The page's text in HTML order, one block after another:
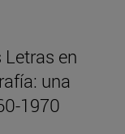
Letras en
una
1970